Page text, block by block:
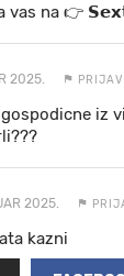
na va s n a 👉
2025. PRIJAVI
iz
2025.
kazni